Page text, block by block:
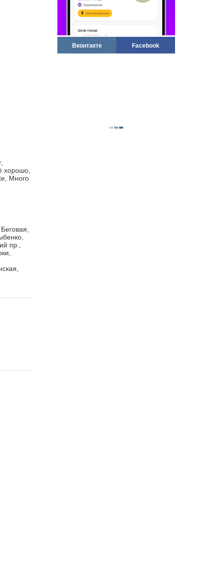
Вконтакте Facebook
хорошо,
Много
пр.,